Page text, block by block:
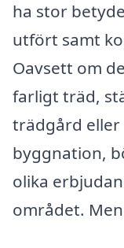
ha stor
utfört samt
Oavsett om
farligt träd,
trädgård
byggnation,
olika
området.